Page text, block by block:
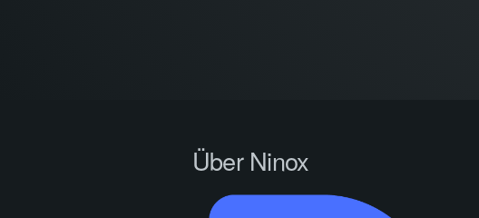
Über Ninox